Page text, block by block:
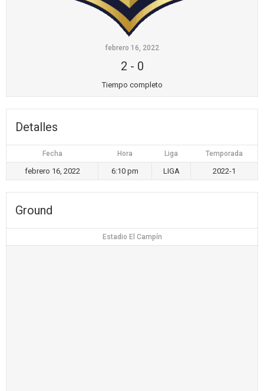
febrero 16, 2022
2 - 0
Tiempo completo
Detalles
Fecha Hora Liga Temporada
febrero 16, 2022 6:10 pm LIGA 2022-1
Ground
Estadio El Campín